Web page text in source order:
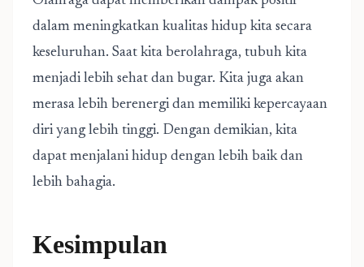
dalam meningkatkan kualitas hidup kita secara
keseluruhan. Saat kita berolahraga, tubuh kita
menjadi lebih sehat dan bugar. Kita juga akan
merasa lebih berenergi dan memiliki kepercayaan
diri yang lebih tinggi. Dengan demikian, kita
dapat menjalani hidup dengan lebih baik dan
lebih bahagia.
Kesimpulan